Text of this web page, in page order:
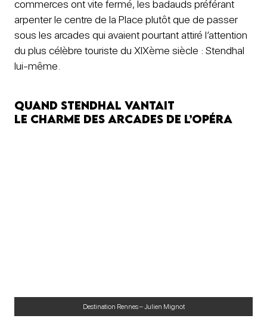
commerces ont vite fermé, les badauds préférant
arpenter le centre de la Place plutôt que de passer
sous les arcades qui avaient pourtant attiré l’attention
du plus célèbre touriste du XIXème siècle : Stendhal
lui-même.
Quand Stendhal vantait
le charme des arcades de l’opéra
Destination Rennes – Julien Mignot